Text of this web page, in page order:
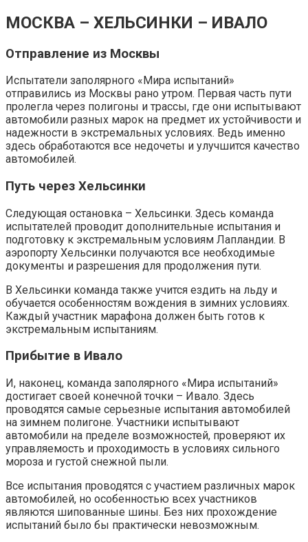
МОСКВА – ХЕЛЬСИНКИ – ИВАЛО
Отправление из Москвы
Испытатели заполярного «Мира испытаний»
отправились из Москвы рано утром. Первая часть пути
пролегла через полигоны и трассы, где они испытывают
автомобили разных марок на предмет их устойчивости и
надежности в экстремальных условиях. Ведь именно
здесь обработаются все недочеты и улучшится качество
автомобилей.
Путь через Хельсинки
Следующая остановка – Хельсинки. Здесь команда
испытателей проводит дополнительные испытания и
подготовку к экстремальным условиям Лапландии. В
аэропорту Хельсинки получаются все необходимые
документы и разрешения для продолжения пути.
В Хельсинки команда также учится ездить на льду и
обучается особенностям вождения в зимних условиях.
Каждый участник марафона должен быть готов к
экстремальным испытаниям.
Прибытие в Ивало
И, наконец, команда заполярного «Мира испытаний»
достигает своей конечной точки – Ивало. Здесь
проводятся самые серьезные испытания автомобилей
на зимнем полигоне. Участники испытывают
автомобили на пределе возможностей, проверяют их
управляемость и проходимость в условиях сильного
мороза и густой снежной пыли.
Все испытания проводятся с участием различных марок
автомобилей, но особенностью всех участников
являются шипованные шины. Без них прохождение
испытаний было бы практически невозможным.